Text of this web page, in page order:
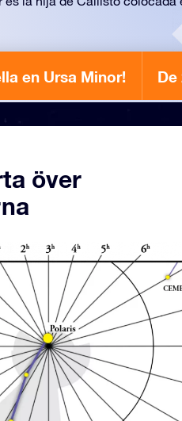
en Ursa Minor! De
över